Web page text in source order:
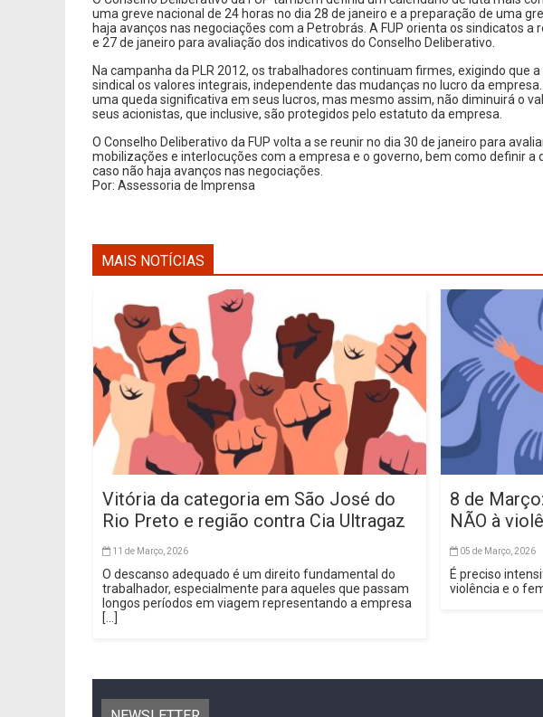
uma greve nacional de 24 horas no dia 28 de janeiro e a preparação de uma
haja avanços nas negociações com a Petrobrás. A FUP orienta os sindicatos
e 27 de janeiro para avaliação dos indicativos do Conselho Deliberativo.
Na campanha da PLR 2012, os trabalhadores continuam firmes, exigindo que
sindical os valores integrais, independente das mudanças no lucro da
uma queda significativa em seus lucros, mas mesmo assim, não diminuirá o
seus acionistas, que inclusive, são protegidos pelo estatuto da empresa.
O Conselho Deliberativo da FUP volta a se reunir no dia 30 de janeiro para
mobilizações e interlocuções com a empresa e o governo, bem como definir
caso não haja avanços nas negociações.
Por: Assessoria de Imprensa
MAIS NOTÍCIAS
Vitória da categoria em São José do
Rio Preto e região contra Cia Ultragaz
11 de Março, 2026
O descanso adequado é um direito fundamental do
trabalhador, especialmente para aqueles que passam
longos períodos em viagem representando a empresa
[...]
8 de
NÃO à
05 de Março, 2026
É preciso
violência e o